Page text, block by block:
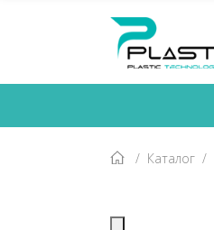
Каталог